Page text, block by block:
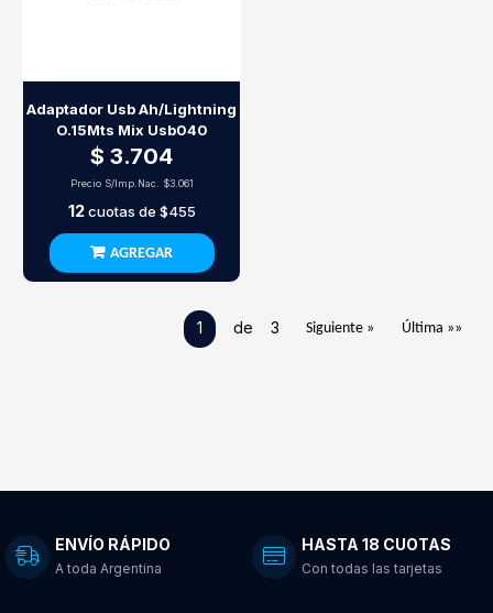
Adaptador Usb Ah/Lightning
O.15Mts Mix Usb040
$ 3.704
Precio S/Imp.Nac. $3.061
12cuotas de $455
AGREGAR
1 de 3 Siguiente » Última »»
ENVÍO RÁPIDO
A toda Argentina
HASTA 18 CUOTAS
Con todas las tarjetas